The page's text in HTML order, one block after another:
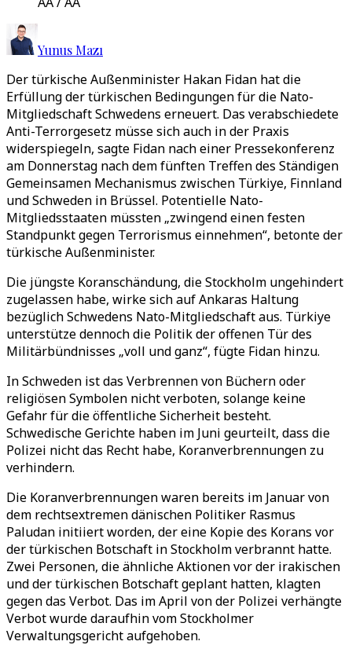
Yunus Mazı
Der türkische Außenminister Hakan Fidan hat die
Erfüllung der türkischen Bedingungen für die Nato-
Mitgliedschaft Schwedens erneuert. Das verabschiedete
Anti-Terrorgesetz müsse sich auch in der Praxis
widerspiegeln, sagte Fidan nach einer Pressekonferenz
am Donnerstag nach dem fünften Treffen des Ständigen
Gemeinsamen Mechanismus zwischen Türkiye, Finnland
und Schweden in Brüssel. Potentielle Nato-
Mitgliedsstaaten müssten „zwingend einen festen
Standpunkt gegen Terrorismus einnehmen“, betonte der
türkische Außenminister.
Die jüngste Koranschändung, die Stockholm ungehindert
zugelassen habe, wirke sich auf Ankaras Haltung
bezüglich Schwedens Nato-Mitgliedschaft aus. Türkiye
unterstütze dennoch die Politik der offenen Tür des
Militärbündnisses „voll und ganz“, fügte Fidan hinzu.
In Schweden ist das Verbrennen von Büchern oder
religiösen Symbolen nicht verboten, solange keine
Gefahr für die öffentliche Sicherheit besteht.
Schwedische Gerichte haben im Juni geurteilt, dass die
Polizei nicht das Recht habe, Koranverbrennungen zu
verhindern.
Die Koranverbrennungen waren bereits im Januar von
dem rechtsextremen dänischen Politiker Rasmus
Paludan initiiert worden, der eine Kopie des Korans vor
der türkischen Botschaft in Stockholm verbrannt hatte.
Zwei Personen, die ähnliche Aktionen vor der irakischen
und der türkischen Botschaft geplant hatten, klagten
gegen das Verbot. Das im April von der Polizei verhängte
Verbot wurde daraufhin vom Stockholmer
Verwaltungsgericht aufgehoben.